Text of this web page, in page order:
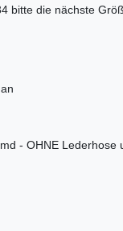
die nächste Größe
- OHNE Lederhose